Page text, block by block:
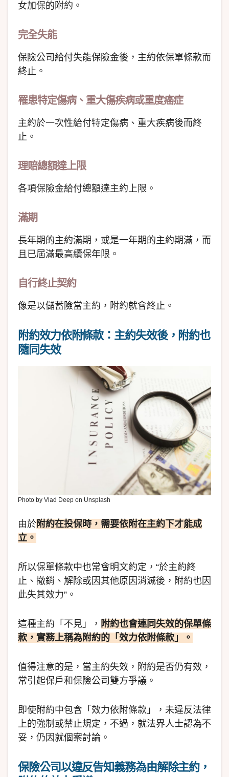
女加保的附約。
完全失能
保險公司給付失能保險金後，主約依保單條款而
終止。
罹患特定傷病、 重大傷疾病或重度癌症
主約於一次性給付特定傷病、重大疾病後而終
止。
理賠總額達上限
各項保險金給付總額達主約上限。
滿期
長年期的主約滿期，或是一年期的主約期滿，而
且已屆滿最高續保年限。
自行終止契約
像是以儲蓄險當主約，附約就會終止。
附約效力依附條款：主約失效後，附約也
隨同失效
Photo by Vlad Deep on Unsplash
由於附約在投保時，需要依附在主約下才能成
立。
所以保單條款中也常會明文約定，“於主約終
止、撤銷、解除或因其他原因消滅後，附約也因
此失其效力”。
這種主約「不見」， 附約也會連同失效的保單條
款，實務上稱為附約的「效力依附條款」。
值得注意的是，當主約失效，附約是否仍有效，
常引起保戶和保險公司雙方爭議。
即使附約中包含「效力依附條款」，未違反法律
上的強制或禁止規定，不過，就法界人士認為不
妥，仍因就個案討論。
保險公司以違反告知義務為由解除主約，